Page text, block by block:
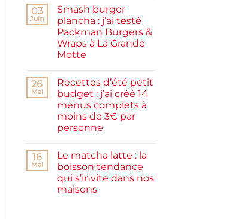
et
rapide
sur
Pancakes
à
la
farine
complète,
moelleux
bas
03
Juin
Smash burger
plancha : j’ai testé
Packman Burgers &
Wraps à La Grande
Motte
sur
Smash
burger
plancha :
j’ai
testé
Packman
à
La
Grande
Motte
26
Mai
Recettes d’été petit
budget : j’ai créé 14
menus complets à
moins de 3€ par
personne
sur
Recettes
d’été
petit
budget
16
Mai
Le matcha latte : la
boisson tendance
qui s’invite dans nos
maisons